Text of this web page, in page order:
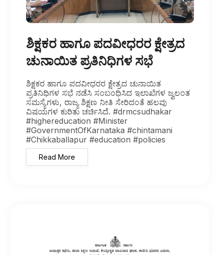
ಶಿಕ್ಷಕರ ಹಾಗೂ ಪದವೀಧರರ ಕ್ಷೇತ್ರದ
ಚುನಾಯಿತ ಪ್ರತಿನಿಧಿಗಳ ಸಭೆ
ಶಿಕ್ಷಕರ ಹಾಗೂ ಪದವೀಧರರ ಕ್ಷೇತ್ರದ ಚುನಾಯಿತ
ಪ್ರತಿನಿಧಿಗಳ ಸಭೆ ನಡೆಸಿ ಸಂಬಂಧಿಸಿದ ಇಲಾಖೆಗಳ ಜ್ವಲಂತ
ಸಮಸ್ಯೆಗಳು, ರಾಜ್ಯ ಶಿಕ್ಷಣ ನೀತಿ ಸೇರಿದಂತೆ ಹಲವು
ವಿಷಯಗಳ ಕುರಿತು ಚರ್ಚಿಸಿದೆ. #drmcsudhakar
#highereducation #Minister
#GovernmentOfKarnataka #chintamani
#Chikkaballapur #education #policies
Read More